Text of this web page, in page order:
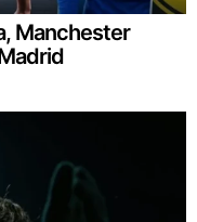
Manchester